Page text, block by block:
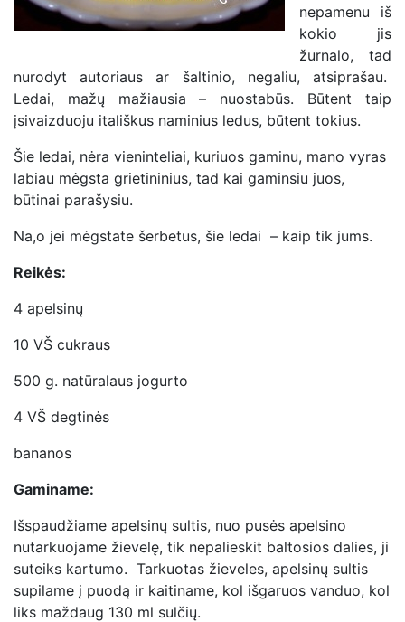
nepamenu iš
kokio jis
žurnalo, tad
nurodyt autoriaus ar šaltinio, negaliu, atsiprašau.
Ledai, mažų mažiausia – nuostabūs. Būtent taip
įsivaizduoju itališkus naminius ledus, būtent tokius.
Šie ledai, nėra vieninteliai, kuriuos gaminu, mano vyras
labiau mėgsta grietininius, tad kai gaminsiu juos,
būtinai parašysiu.
Na,o jei mėgstate šerbetus, šie ledai – kaip tik jums.
Reikės:
4 apelsinų
10 VŠ cukraus
500 g. natūralaus jogurto
4 VŠ degtinės
bananos
Gaminame:
Išspaudžiame apelsinų sultis, nuo pusės apelsino
nutarkuojame žievelę, tik nepalieskit baltosios dalies, ji
suteiks kartumo. Tarkuotas žieveles, apelsinų sultis
supilame į puodą ir kaitiname, kol išgaruos vanduo, kol
liks maždaug 130 ml sulčių.